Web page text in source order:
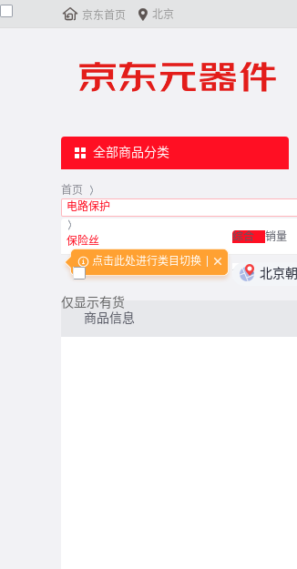
 京东首页  北京
全部商品分类
首页
>
电路保护
>
保险丝
点击此处进行类目切换
综合 销量
< 0/0 >
北京
仅显示有货
商品信息